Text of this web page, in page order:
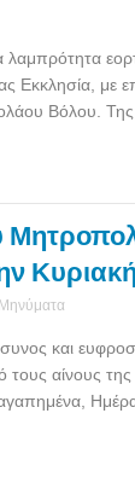
Εκκλησία, με
Βόλου. Της
Μηνύματα
και
αίνους
Ημέρα